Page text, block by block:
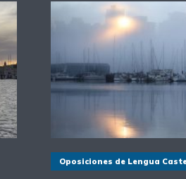
Oposiciones de Lengua